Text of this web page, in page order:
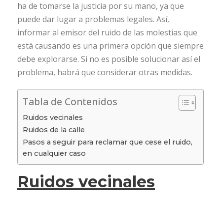
ha de tomarse la justicia por su mano, ya que
puede dar lugar a problemas legales. Así,
informar al emisor del ruido de las molestias que
está causando es una primera opción que siempre
debe explorarse. Si no es posible solucionar así el
problema, habrá que considerar otras medidas.
Tabla de Contenidos
Ruidos vecinales
Ruidos de la calle
Pasos a seguir para reclamar que cese el ruido,
en cualquier caso
Ruidos vecinales